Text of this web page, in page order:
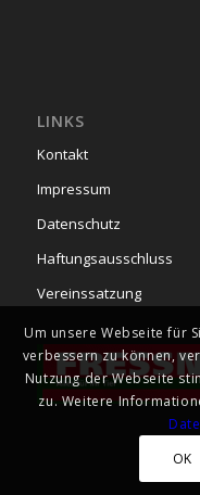
LINKS
Kontakt
Impressum
Datenschutz
Haftungsausschluss
Vereinssatzung
Um unsere Webseite für
verbessern zu können,
Nutzung der Webseite
zu. Weitere
OK